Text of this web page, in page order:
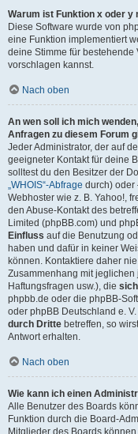
Warum ist Funktion x oder y
Diese Software wurde von
eine Funktion implementiert
deine Stimme für
vorschlagen kannst.
Nach oben
An wen soll ich mich
Anfragen zu diesem Forum
Jeder Administrator, der auf
geeigneter Kontakt für deine
solltest du den Besitzer der
„WHOIS“-Abfrage durch)
Webhoster wie z. B. Yahoo!,
den Abuse-Kontakt des
Limited (phpBB.com) und
Einfluss auf die Benutzung
haben und dafür in keiner
können. Kontaktiere daher
Zusammenhang mit
Haftungsfragen usw.), die
phpbb.de oder die phpBB-
oder phpBB Deutschland e.
durch Dritte betreffen, so
Antwort erhalten.
Nach oben
Wie kann ich einen
Alle Benutzer des Boards
Funktion durch die Board-
Mitglieder des Boards können